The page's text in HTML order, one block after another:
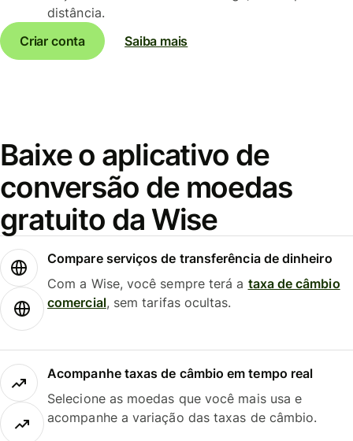
distância.
Criar conta
Saiba mais
Baixe o aplicativo de
conversão de moedas
gratuito da Wise
Compare serviços de transferência de dinheiro
Com a Wise, você sempre terá a taxa de câmbio
comercial, sem tarifas ocultas.
Acompanhe taxas de câmbio em tempo real
Selecione as moedas que você mais usa e
acompanhe a variação das taxas de câmbio.